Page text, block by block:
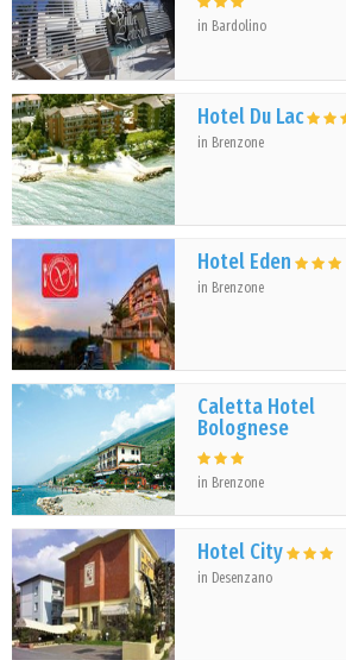
in Bardolino
Hotel Du Lac
in Brenzone
Hotel Eden
in Brenzone
Caletta Hotel
Bolognese
in Brenzone
Hotel City
in Desenzano